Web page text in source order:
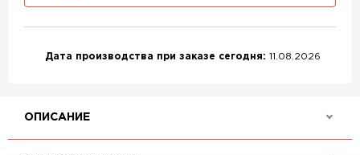
Дата производства при заказе сегодня: 11.08.2026
ОПИСАНИЕ